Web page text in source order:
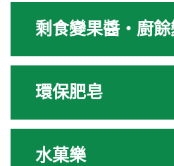
剩食變果醬‧廚
環保肥皂
水菓樂